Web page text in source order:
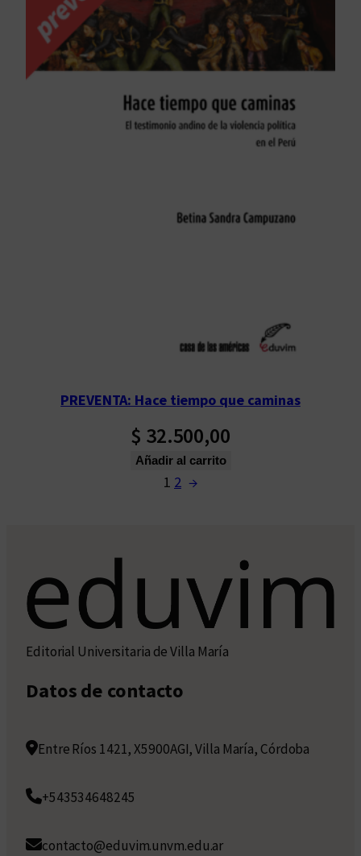
PREVENTA: Hace tiempo que caminas
$ 32.500,00
Añadir al carrito
1 2 →
Editorial Universitaria de Villa María
Datos de contacto
Entre Ríos 1421, X5900AGI, Villa María, Córdoba
+543534648245
contacto@eduvim.unvm.edu.ar